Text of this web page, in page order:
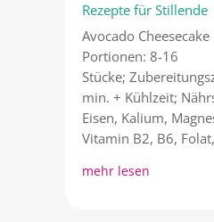
Rezepte für Stillende
Avocado Cheesecake
Portionen: 8-16
Stücke;
min. + Kühlzeit;
Eisen, Kalium,
Vitamin B2, B6,
mehr lesen